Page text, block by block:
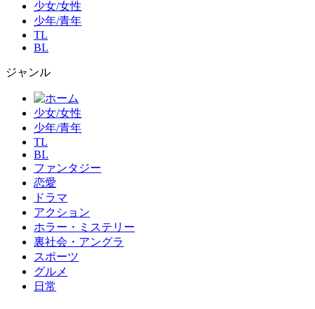
少女/女性
少年/青年
TL
BL
ジャンル
少女/女性
少年/青年
TL
BL
ファンタジー
恋愛
ドラマ
アクション
ホラー・ミステリー
裏社会・アングラ
スポーツ
グルメ
日常